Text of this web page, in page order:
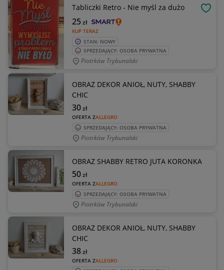
Tabliczki Retro - Nie myśl za dużo
KUP TERAZ
25zł
STAN: NOWY
SPRZEDAJĄCY: OSOBA PRYWATNA
Piotrków Trybunalski
OBRAZ DEKOR ANIOŁ, NUTY, SHABBY
CHIC
OFERTA ZALLEGRO
30zł
SPRZEDAJĄCY: OSOBA PRYWATNA
Piotrków Trybunalski
OBRAZ SHABBY RETRO JUTA KORONKA
OFERTA ZALLEGRO
50zł
SPRZEDAJĄCY: OSOBA PRYWATNA
Piotrków Trybunalski
OBRAZ DEKOR ANIOŁ, NUTY, SHABBY
CHIC
OFERTA ZALLEGRO
38zł